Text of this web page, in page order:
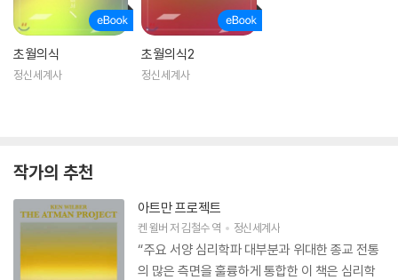
초월의식
정신세계사
초월의식2
정신세계사
작가의 추천
아트만 프로젝트
켄 윌버저김철수역 정신세계사
“주요 서양 심리학파 대부분과 위대한 종교 전통
의 많은 측면을 훌륭하게 통합한 이 책은 심리학